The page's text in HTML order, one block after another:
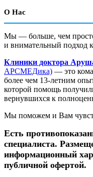
О Нас
Мы — больше, чем
и внимательный подход
Клиники доктора
АРСМЕДика) — это
более чем 13-летним
которой помощь
вернувшихся к
Мы поможем и Вам
Есть
специалиста.
информационный
публичной офертой.